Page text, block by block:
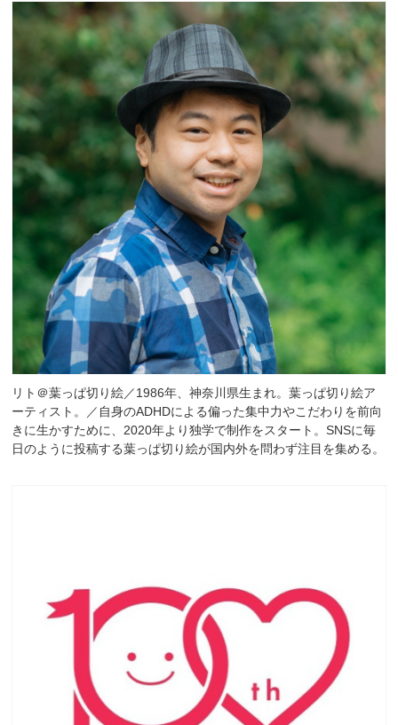
リト＠葉っぱ切り絵／1986年、神奈川県生まれ。葉っぱ切り絵ア
ーティスト。／自身のADHDによる偏った集中力やこだわりを前向
きに生かすために、2020年より独学で制作をスタート。SNSに毎
日のように投稿する葉っぱ切り絵が国内外を問わず注目を集める。